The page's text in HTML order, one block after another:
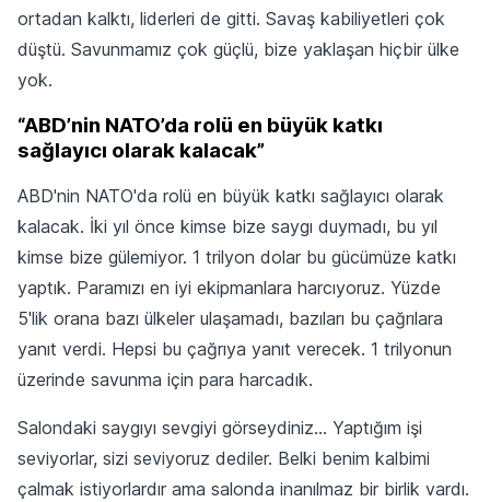
ortadan kalktı, liderleri de gitti. Savaş kabiliyetleri çok
düştü. Savunmamız çok güçlü, bize yaklaşan hiçbir ülke
yok.
“ABD’nin NATO’da rolü en büyük katkı
sağlayıcı olarak kalacak”
ABD'nin NATO'da rolü en büyük katkı sağlayıcı olarak
kalacak. İki yıl önce kimse bize saygı duymadı, bu yıl
kimse bize gülemiyor. 1 trilyon dolar bu gücümüze katkı
yaptık. Paramızı en iyi ekipmanlara harcıyoruz. Yüzde
5'lik orana bazı ülkeler ulaşamadı, bazıları bu çağrılara
yanıt verdi. Hepsi bu çağrıya yanıt verecek. 1 trilyonun
üzerinde savunma için para harcadık.
Salondaki saygıyı sevgiyi görseydiniz... Yaptığım işi
seviyorlar, sizi seviyoruz dediler. Belki benim kalbimi
çalmak istiyorlardır ama salonda inanılmaz bir birlik vardı.